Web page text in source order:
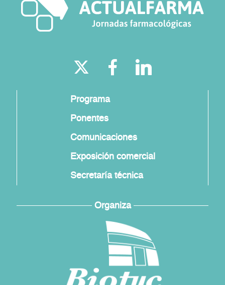
Programa
Ponentes
Comunicaciones
Exposición comercial
Secretaría técnica
Organiza